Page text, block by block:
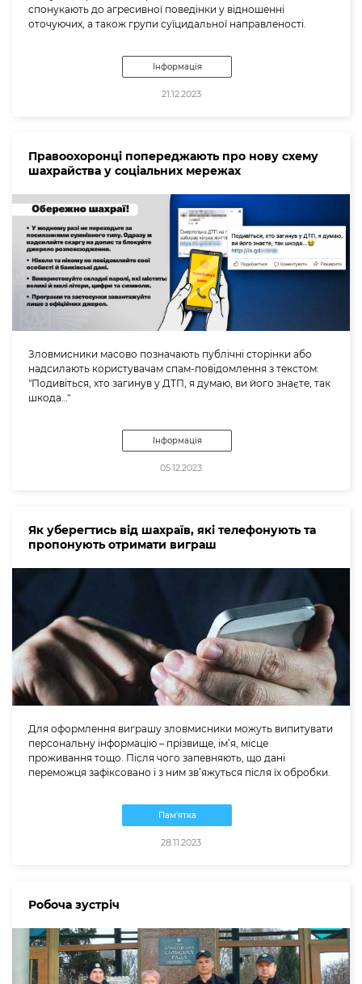
спонукають до агресивної поведінки у відношенні
оточуючих, а також групи суїцидальної направленості.
Інформація
21.12.2023
Правоохоронці попереджають про нову схему
шахрайства у соціальних мережах
Зловмисники масово позначають публічні сторінки або
надсилають користувачам спам-повідомлення з текстом:
"Подивіться, хто загинув у ДТП, я думаю, ви його знаєте, так
шкода…"
Інформація
05.12.2023
Як уберегтись від шахраїв, які телефонують та
пропонують отримати виграш
Для оформлення виграшу зловмисники можуть випитувати
персональну інформацію – прізвище, ім’я, місце
проживання тощо. Після чого запевняють, що дані
переможця зафіксовано і з ним зв’яжуться після їх обробки.
Пам'ятка
28.11.2023
Робоча зустріч